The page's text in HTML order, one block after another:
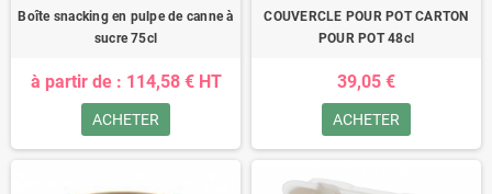
Boîte snacking en pulpe de canne à
sucre 75cl
à partir de : 114,58 € HT
ACHETER
COUVERCLE POUR POT CARTON
POUR POT 48cl
39,05 €
ACHETER